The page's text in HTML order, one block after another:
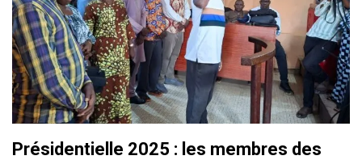
Présidentielle 2025 : les membres des